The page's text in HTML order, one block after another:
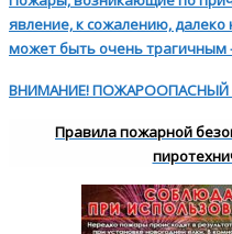
явление, к сожалению,
может быть очень трагичным
ВНИМАНИЕ! ПОЖАРООПАСНЫЙ
Правила пожарной